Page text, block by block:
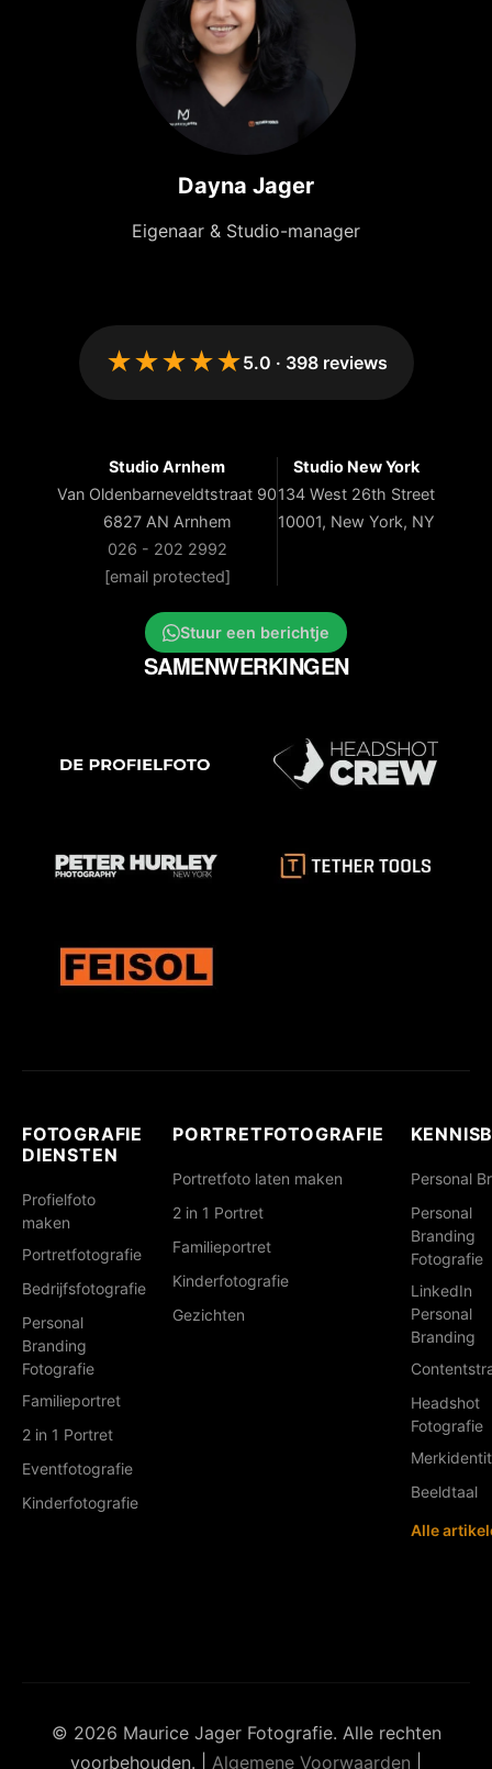
Dayna Jager
Eigenaar & Studio-manager
★★★★★5.0 · 398reviews
Studio Arnhem
Van Oldenbarneveldtstraat 90
6827 AN Arnhem
026 - 202 2992
[email protected]
Studio New York
134 West 26th Street
10001, New York, NY
Stuur een berichtje
SAMENWERKINGEN
FOTOGRAFIE
DIENSTEN
Profielfoto
maken
Portretfotografie
Bedrijfsfotografie
Personal
Branding
Fotografie
Familieportret
2 in 1 Portret
Eventfotografie
Kinderfotografie
PORTRETFOTOGRAFIE
Portretfoto laten maken
2 in 1 Portret
Familieportret
Kinderfotografie
Gezichten
Personal
Personal
Branding
Fotografie
LinkedIn
Personal
Branding
Headshot
Fotografie
Beeldtaal
Alle
© 2026 Maurice Jager Fotografie. Alle rechten
voorbehouden. | Algemene Voorwaarden